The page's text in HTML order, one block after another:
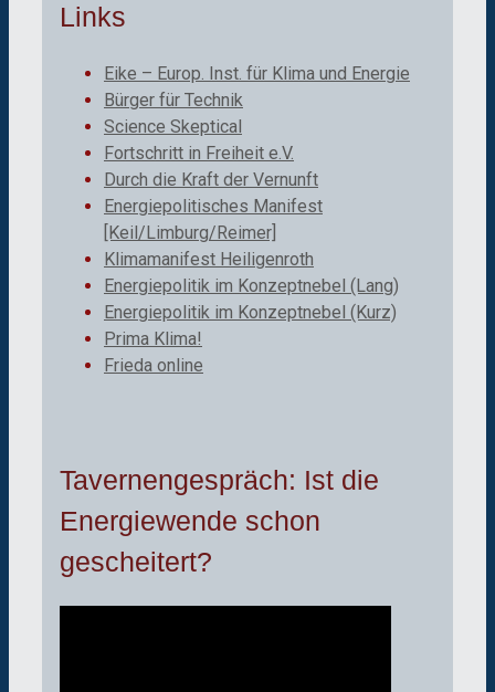
Links
Eike – Europ. Inst. für Klima und Energie
Bürger für Technik
Science Skeptical
Fortschritt in Freiheit e.V.
Durch die Kraft der Vernunft
Energiepolitisches Manifest
[Keil/Limburg/Reimer]
Klimamanifest Heiligenroth
Energiepolitik im Konzeptnebel (Lang)
Energiepolitik im Konzeptnebel (Kurz)
Prima Klima!
Frieda online
Tavernengespräch: Ist die
Energiewende schon
gescheitert?